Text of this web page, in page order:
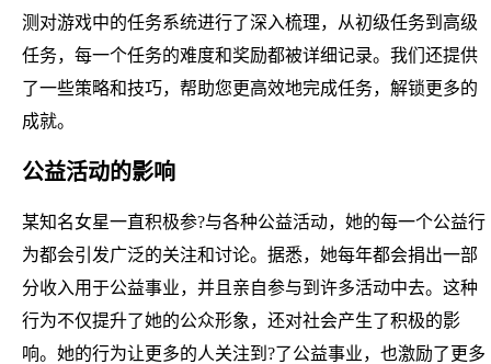
测对游戏中的任务系统进行了深入梳理，从初级任务到高级
任务，每一个任务的难度和奖励都被详细记录。我们还提供
了一些策略和技巧，帮助您更高效地完成任务，解锁更多的
成就。
公益活动的影响
某知名女星一直积极参?与各种公益活动，她的每一个公益行
为都会引发广泛的关注和讨论。据悉，她每年都会捐出一部
分收入用于公益事业，并且亲自参与到许多活动中去。这种
行为不仅提升了她的公众形象，还对社会产生了积极的影
响。她的行为让更多的人关注到?了公益事业，也激励了更多